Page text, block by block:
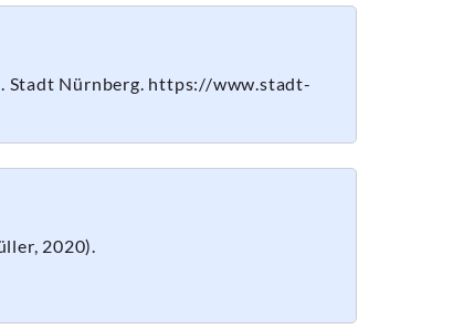
Stadt Nürnberg. https://www.stadt-
2020).